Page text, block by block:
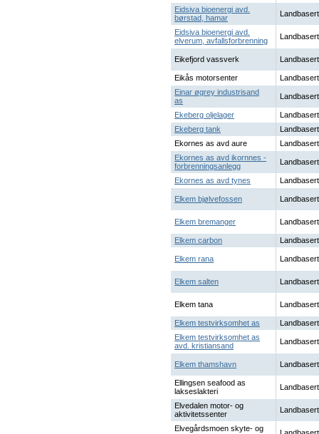
Eidsiva bioenergi avd.
børstad, hamar
Landbasert
Eidsiva bioenergi avd.
elverum, avfallsforbrenning
Landbasert
Eikefjord vassverk Landbasert
Eikås motorsenter
Landbasert
Einar øgrey industrisand
as
Landbasert
Ekeberg oljelager
Landbasert
Ekeberg tank
Landbasert
Ekornes as avd aure
Landbasert
Ekornes as avd ikornnes -
forbrenningsanlegg
Landbasert
Ekornes as avd tynes Landbasert
Elkem bjølvefossen Landbasert
Elkem bremanger Landbasert
Elkem carbon Landbasert
Elkem rana Landbasert
Elkem salten Landbasert
Elkem tana Landbasert
Elkem testvirksomhet as
Landbasert
Elkem testvirksomhet as
avd. kristiansand
Landbasert
Elkem thamshavn Landbasert
Ellingsen seafood as
lakseslakteri
Landbasert
Elvedalen motor- og
aktivitetssenter
Landbasert
Elvegårdsmoen skyte- og